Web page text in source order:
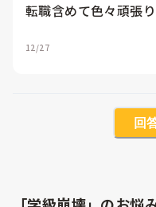
転職含めて色々頑張
12/27
回